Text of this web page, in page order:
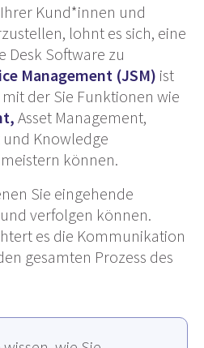
Kund*innen und
lohnt es sich, eine
Desk Software zu
Management (JSM) ist
der Sie Funktionen wie
Asset Management,
Knowledge
können.
Sie eingehende
verfolgen können.
es die Kommunikation
gesamten Prozess des